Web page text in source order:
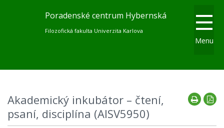
Poradenské centrum Hybernská
Filozofická fakulta Univerzita Karlova
Akademický inkubátor – čtení,
psaní, disciplína (AISV5950)
Menu